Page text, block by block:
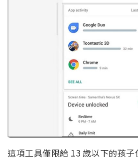
這項工具僅限給 13 歲以下的孩